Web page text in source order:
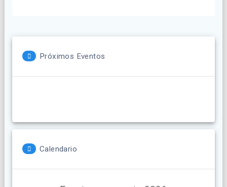
Próximos Eventos
Calendario